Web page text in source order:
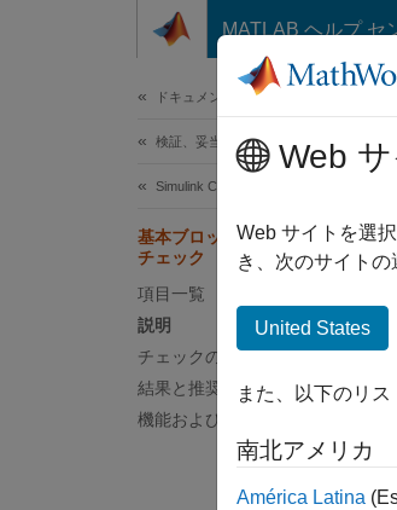
コンテンツへスキップ
MATLAB ヘルプ セ
ドキュメンテーションのホーム
検証、妥当性確認、テスト
Simulink Check
基本ブロックとサブシステムの混
チェック
項目一覧
説明
チェックのパラメーター化
結果と推奨アクション
機能および制限事項
Web
Web サイトを選
き、次のサイト
United States
また、以下のリ
南北アメリカ
América Latina